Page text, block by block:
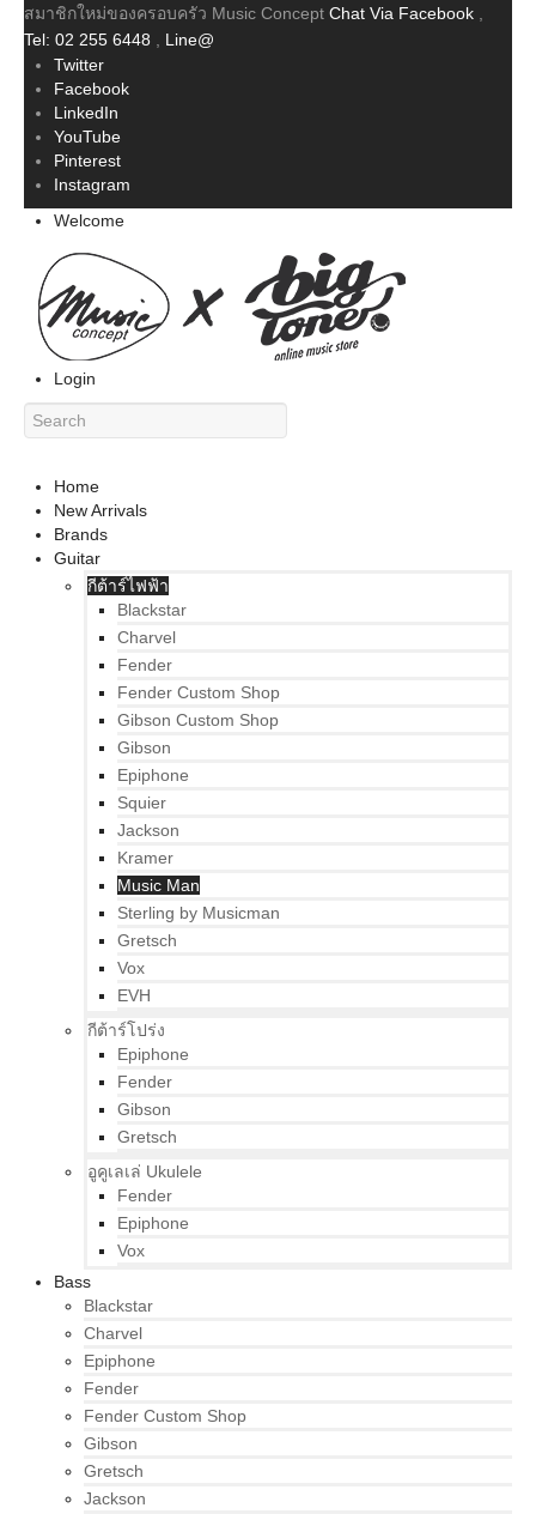
สมาชิกใหม่ของครอบครัว Music Concept Chat Via Facebook
Tel: 02 255 6448
Line@
Twitter
Facebook
LinkedIn
YouTube
Pinterest
Instagram
Welcome
Login
Home
New Arrivals
Brands
Guitar
กีต้าร์ไฟฟ้า
Blackstar
Charvel
Fender
Fender Custom Shop
Gibson Custom Shop
Gibson
Epiphone
Squier
Jackson
Kramer
Music Man
Sterling by Musicman
Gretsch
Vox
EVH
กีต้าร์โปร่ง
Epiphone
Fender
Gibson
Gretsch
อูคูเลเล่ Ukulele
Fender
Epiphone
Vox
Bass
Blackstar
Charvel
Epiphone
Fender
Fender Custom Shop
Gibson
Gretsch
Jackson